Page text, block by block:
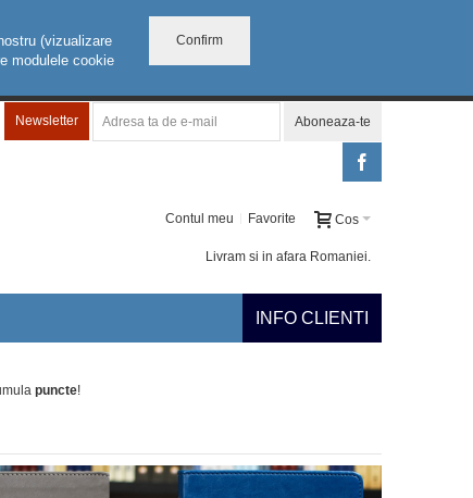
(vizualizare
modulele cookie
Confirm
Newsletter Aboneaza-te
Cos
Contul meu Favorite
Livram si in afara Romaniei.
INFO CLIENTI
puncte!